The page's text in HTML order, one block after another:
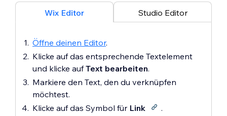
Wix Editor Studio Editor
Öffne deinen Editor.
Klicke auf das entsprechende Textelement
und klicke aufText bearbeiten.
Markiere den Text, den du verknüpfen
möchtest.
Klicke auf das Symbol für Link
.